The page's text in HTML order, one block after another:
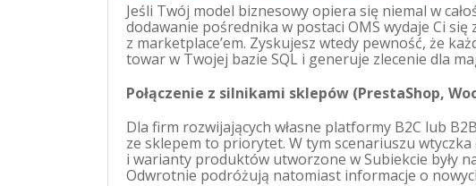
Jeśli Twój model biznesowy opiera się niemal w
dodawanie pośrednika w postaci OMS wydaje Ci się
z marketplace’em. Zyskujesz wtedy pewność, że
towar w Twojej bazie SQL i generuje zlecenie dla
Połączenie z silnikami sklepów (PrestaShop,
Dla firm rozwijających własne platformy B2C lub
ze sklepem to priorytet. W tym scenariuszu
i warianty produktów utworzone w Subiekcie były
Odwrotnie podróżują natomiast informacje o